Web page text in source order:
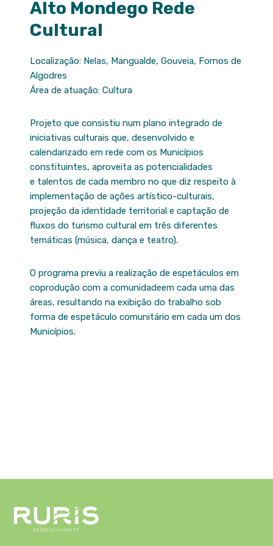
Alto Mondego Rede
Cultural
Localização: Nelas, Mangualde, Gouveia, Fornos de
Algodres
Área de atuação: Cultura
Projeto que consistiu num plano integrado de
iniciativas culturais que, desenvolvido e
calendarizado em rede com os Municípios
constituintes, aproveita as potencialidades
e talentos de cada membro no que diz respeito à
implementação de ações artístico-culturais,
projeção da identidade territorial e captação de
fluxos do turismo cultural em três diferentes
temáticas (música, dança e teatro).
O programa previu a realização de espetáculos em
coprodução com a comunidadeem cada uma das
áreas, resultando na exibição do trabalho sob
forma de espetáculo comunitário em cada um dos
Municípios.